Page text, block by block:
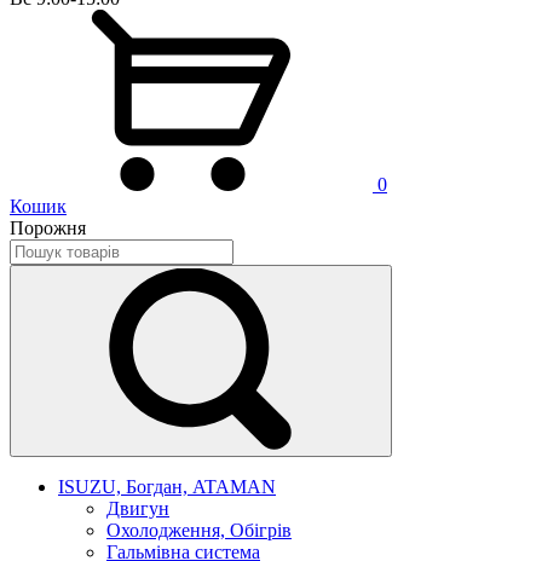
0
Кошик
Порожня
ISUZU, Богдан, ATAMAN
Двигун
Охолодження, Обігрів
Гальмівна система